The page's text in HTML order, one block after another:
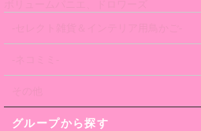
グループから探す